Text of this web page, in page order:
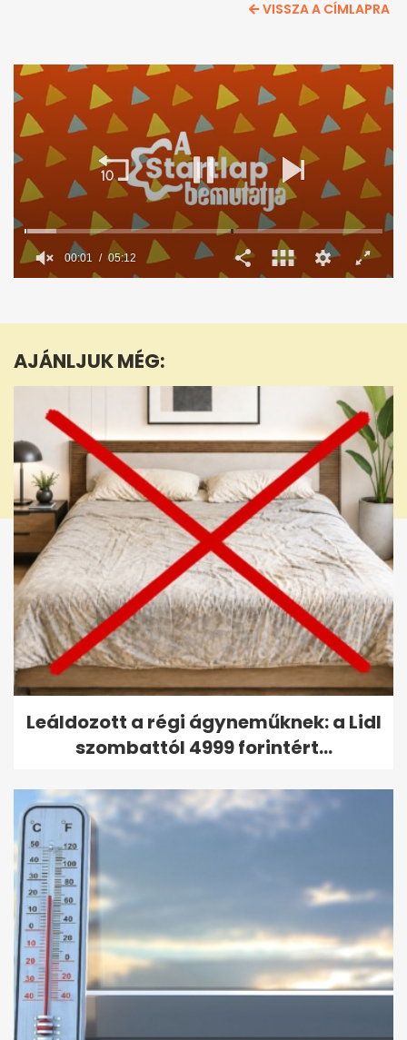
VISSZA A CÍMLAPRA
5
12
seconds
AJÁNLJUK MÉG:
Leáldozott a régi ágyneműknek: a Lidl
szombattól 4999 forintért...